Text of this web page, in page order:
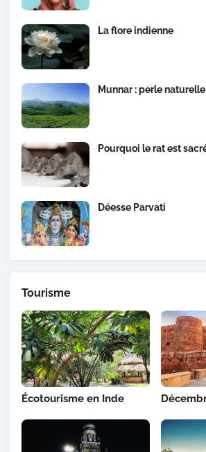
La flore indienne
Munnar : perle
Pourquoi le rat est
Déesse Parvati
Tourisme
Écotourisme en Inde